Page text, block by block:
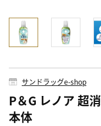
サンドラッグe-shop
P＆G レノア 超
本体